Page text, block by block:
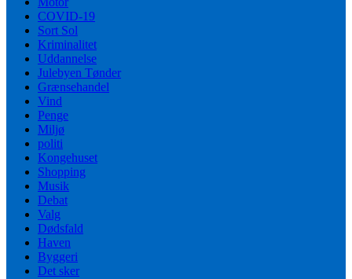
COVID-19
Sort Sol
Kriminalitet
Uddannelse
Julebyen Tønder
Grænsehandel
Vind
Penge
Miljø
politi
Kongehuset
Shopping
Musik
Debat
Valg
Dødsfald
Haven
Byggeri
Det sker